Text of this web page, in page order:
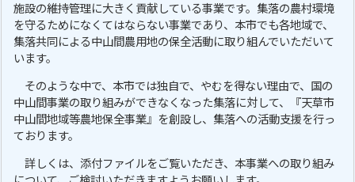
施設の維持管理に大きく貢献している事業です。集落の農村環境
を守るためになくてはならない事業であり、本市でも各地域で、
集落共同による中山間農用地の保全活動に取り組んでいただいて
います。
そのような中で、本市では独自で、やむを得ない理由で、国の
中山間事業の取り組みができなくなった集落に対して、『天草市
中山間地域等農地保全事業』を創設し、集落への活動支援を行っ
ております。
詳しくは、添付ファイルをご覧いただき、本事業への取り組み